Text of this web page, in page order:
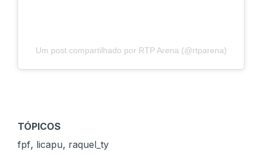
Um post compartilhado por RTP Arena (@rtparena)
TÓPICOS
fpf, licapu, raquel_ty